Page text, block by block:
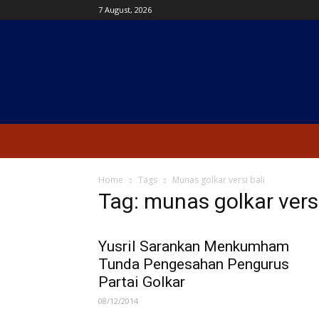
7 August, 2026
Home Tags Munas golkar versi bali
Tag: munas golkar
Yusril Sarankan Menkumham
Tunda Pengesahan Pengurus
Partai Golkar
08/12/2014